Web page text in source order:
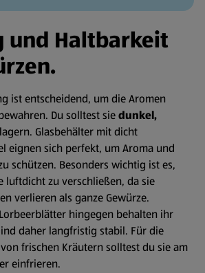
und Haltbarkeit
ist entscheidend, um die Aromen
Du solltest siedunkel,
lagern. Glasbehälter mit dicht
eignen sich perfekt, um Aroma und
schützen. Besonders wichtig ist es,
luftdicht zu verschließen, da sie
verlieren als ganze Gewürze.
hingegen behalten ihr
daher langfristig stabil. Für die
frischen Kräutern solltest du sie am
einfrieren.